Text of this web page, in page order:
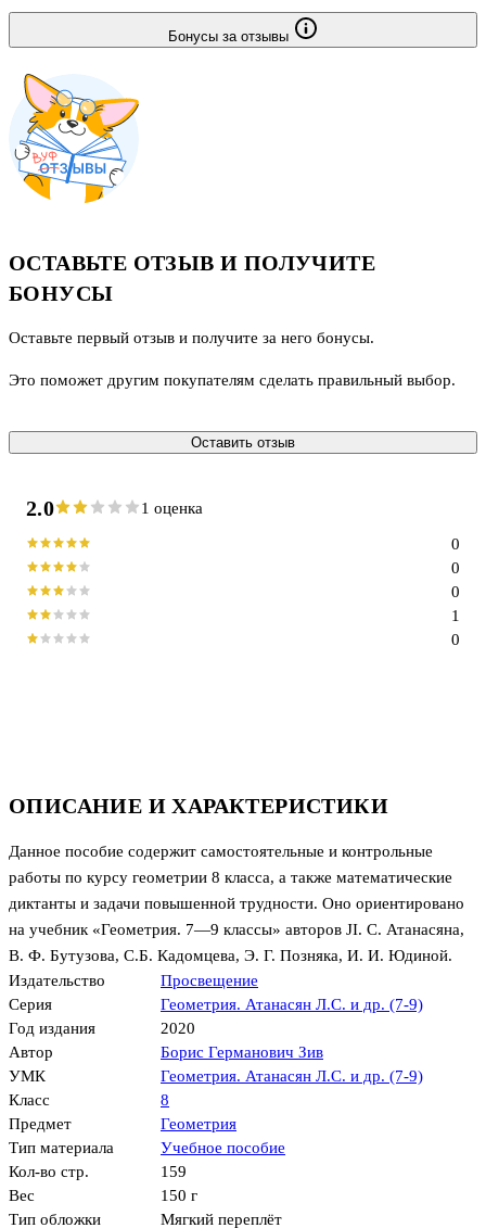
ОПИСАНИЕ И ХАРАКТЕРИСТИКИ
Данное пособие содержит самостоятельные и контрольные
работы по курсу геометрии 8 класса, а также математические
диктанты и задачи повышенной трудности. Оно ориентировано
на учебник «Геометрия. 7—9 классы» авторов JI. С. Атанасяна,
В. Ф. Бутузова, C.Б. Кадомцева, Э. Г. Позняка, И. И. Юдиной.
Издательство
Просвещение
Серия
Геометрия. Атанасян Л.С. и др. (7-9)
Год издания
2020
Автор
Борис Германович Зив
УМК
Геометрия. Атанасян Л.С. и др. (7-9)
Класс
8
Предмет
Геометрия
Тип материала
Учебное пособие
Кол-во стр.
159
Вес
150 г
Тип обложки
Мягкий переплёт
Бонусы за отзывы
ОСТАВЬТЕ ОТЗЫВ И ПОЛУЧИТЕ
БОНУСЫ
Оставьте первый отзыв и получите за него бонусы.
Это поможет другим покупателям сделать правильный выбор.
Оставить отзыв
2.0 1 оценка
0
1
0
0
0